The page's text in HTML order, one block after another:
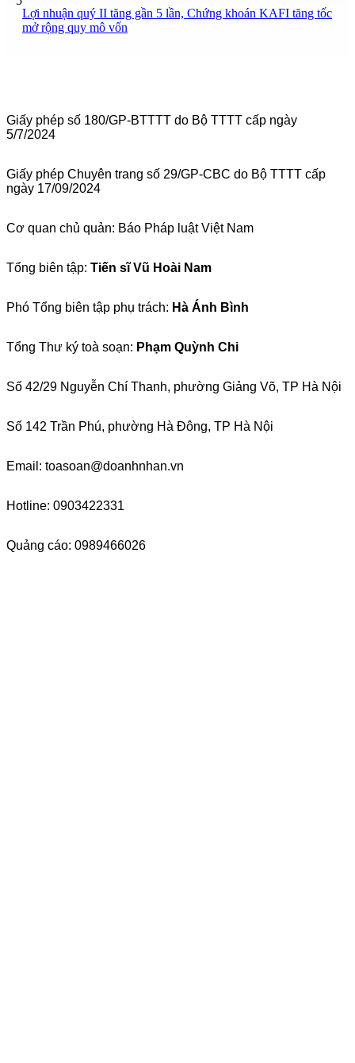
Lợi nhuận quý II tăng gần 5 lần, Chứng khoán KAFI tăng tốc
mở rộng quy mô vốn
Giấy phép số 180/GP-BTTTT do Bộ TTTT cấp ngày
5/7/2024
Giấy phép Chuyên trang số 29/GP-CBC do Bộ TTTT cấp
ngày 17/09/2024
Cơ quan chủ quản: Báo Pháp luật Việt Nam
Tổng biên tập: Tiến sĩ Vũ Hoài Nam
Phó Tổng biên tập phụ trách: Hà Ánh Bình
Tổng Thư ký toà soạn: Phạm Quỳnh Chi
Số 42/29 Nguyễn Chí Thanh, phường Giảng Võ, TP Hà Nội
Số 142 Trần Phú, phường Hà Đông, TP Hà Nội
Email: toasoan@doanhnhan.vn
Hotline: 0903422331
Quảng cáo: 0989466026